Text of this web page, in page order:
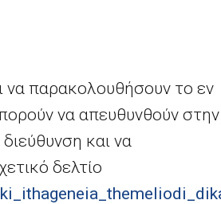
να παρακολουθήσουν το εν
να απευθυνθούν στην
και να
δελτίο
ithageneia_ themeliodi_